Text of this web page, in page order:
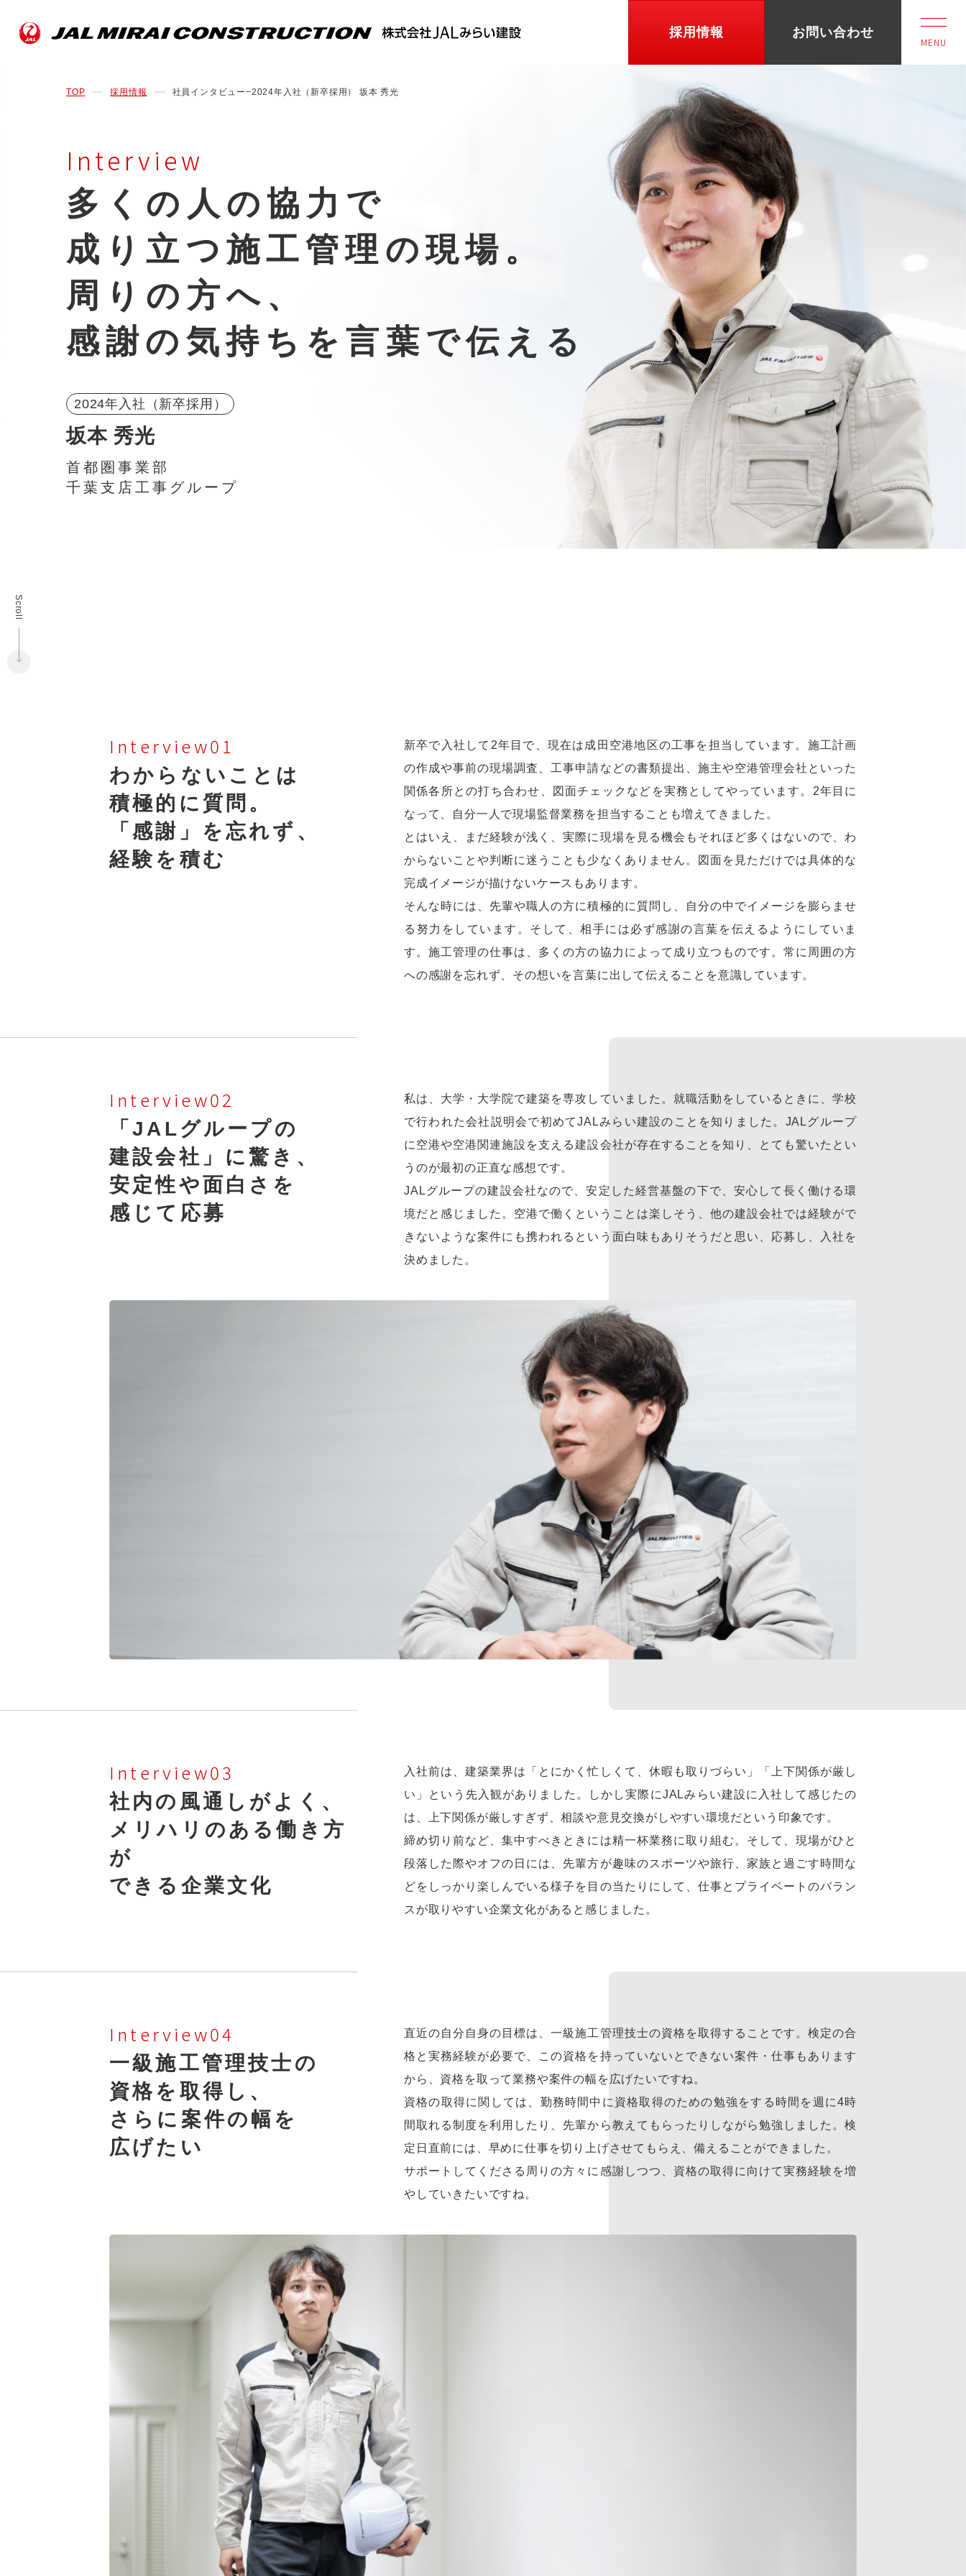
採用情報 お問い合わせ
MENU
TOP 採用情報 社員インタビュー−2024年入社（新卒採用） 坂本 秀光
Interview
多くの人の協力で
成り立つ施工管理の現場。
周りの方へ、
感謝の気持ちを言葉で伝える
2024年入社（新卒採用）
坂本 秀光
首都圏事業部
千葉支店工事グループ
Scroll
Interview01
わからないことは
積極的に質問。
「感謝」を忘れず、
経験を積む
新卒で入社して2年目で、現在は成田空港地区の工事を担当しています。施工計画
の作成や事前の現場調査、工事申請などの書類提出、施主や空港管理会社といった
関係各所との打ち合わせ、図面チェックなどを実務としてやっています。2年目に
なって、自分一人で現場監督業務を担当することも増えてきました。
とはいえ、まだ経験が浅く、実際に現場を見る機会もそれほど多くはないので、わ
からないことや判断に迷うことも少なくありません。図面を見ただけでは具体的な
完成イメージが描けないケースもあります。
そんな時には、先輩や職人の方に積極的に質問し、自分の中でイメージを膨らませ
る努力をしています。そして、相手には必ず感謝の言葉を伝えるようにしていま
す。施工管理の仕事は、多くの方の協力によって成り立つものです。常に周囲の方
への感謝を忘れず、その想いを言葉に出して伝えることを意識しています。
Interview02
「JALグループの
建設会社」に驚き、
安定性や面白さを
感じて応募
私は、大学・大学院で建築を専攻していました。就職活動をしているときに、学校
で行われた会社説明会で初めてJALみらい建設のことを知りました。JALグループ
に空港や空港関連施設を支える建設会社が存在することを知り、とても驚いたとい
うのが最初の正直な感想です。
JALグループの建設会社なので、安定した経営基盤の下で、安心して長く働ける環
境だと感じました。空港で働くということは楽しそう、他の建設会社では経験がで
きないような案件にも携われるという面白味もありそうだと思い、応募し、入社を
決めました。
Interview03
社内の風通しがよく、
メリハリのある働き方
が
できる企業文化
入社前は、建築業界は「とにかく忙しくて、休暇も取りづらい」「上下関係が厳し
い」という先入観がありました。しかし実際にJALみらい建設に入社して感じたの
は、上下関係が厳しすぎず、相談や意見交換がしやすい環境だという印象です。
締め切り前など、集中すべきときには精一杯業務に取り組む。そして、現場がひと
段落した際やオフの日には、先輩方が趣味のスポーツや旅行、家族と過ごす時間な
どをしっかり楽しんでいる様子を目の当たりにして、仕事とプライベートのバラン
スが取りやすい企業文化があると感じました。
Interview04
一級施工管理技士の
資格を取得し、
さらに案件の幅を
広げたい
直近の自分自身の目標は、一級施工管理技士の資格を取得することです。検定の合
格と実務経験が必要で、この資格を持っていないとできない案件・仕事もあります
から、資格を取って業務や案件の幅を広げたいですね。
資格の取得に関しては、勤務時間中に資格取得のための勉強をする時間を週に4時
間取れる制度を利用したり、先輩から教えてもらったりしながら勉強しました。検
定日直前には、早めに仕事を切り上げさせてもらえ、備えることができました。
サポートしてくださる周りの方々に感謝しつつ、資格の取得に向けて実務経験を増
やしていきたいですね。